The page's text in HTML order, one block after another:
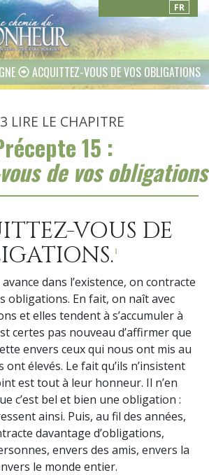
FR
ACQUITTEZ-VOUS DE VOS OBLIGATIONS
LIRE LE CHAPITRE
15 :
de vos obligations
VOUS DE
1
dans l’existence, on contracte
obligations. En fait, on naît avec
et elles tendent à s’accumuler à
certes pas nouveau d’affirmer que
envers ceux qui nous ont mis au
élevés. Le fait qu’ils n’insistent
est tout à leur honneur. Il n’en
c’est bel et bien une obligation :
ainsi. Puis, au fil des années,
davantage d’obligations,
envers des amis, envers la
le monde entier.